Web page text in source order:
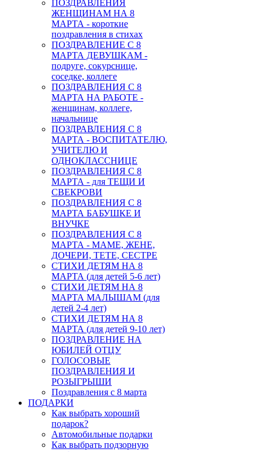
ПОЗДРАВЛЕНИЯ
ЖЕНЩИНАМ НА 8
МАРТА - короткие
поздравления в стихах
ПОЗДРАВЛЕНИЕ С 8
МАРТА ДЕВУШКАМ -
подруге, сокурснице,
соседке, коллеге
ПОЗДРАВЛЕНИЯ С 8
МАРТА НА РАБОТЕ -
женщинам, коллеге,
начальнице
ПОЗДРАВЛЕНИЯ С 8
МАРТА - ВОСПИТАТЕЛЮ,
УЧИТЕЛЮ И
ОДНОКЛАССНИЦЕ
ПОЗДРАВЛЕНИЯ С 8
МАРТА - для ТЕЩИ И
СВЕКРОВИ
ПОЗДРАВЛЕНИЯ С 8
МАРТА БАБУШКЕ И
ВНУЧКЕ
ПОЗДРАВЛЕНИЯ С 8
МАРТА - МАМЕ, ЖЕНЕ,
ДОЧЕРИ, ТЕТЕ, СЕСТРЕ
СТИХИ ДЕТЯМ НА 8
МАРТА (для детей 5-6 лет)
СТИХИ ДЕТЯМ НА 8
МАРТА МАЛЫШАМ (для
детей 2-4 лет)
СТИХИ ДЕТЯМ НА 8
МАРТА (для детей 9-10 лет)
ПОЗДРАВЛЕНИЕ НА
ЮБИЛЕЙ ОТЦУ
ГОЛОСОВЫЕ
ПОЗДРАВЛЕНИЯ И
РОЗЫГРЫШИ
Поздравления с 8 марта
ПОДАРКИ
Как выбрать хороший
подарок?
Автомобильные подарки
Как выбрать подзорную